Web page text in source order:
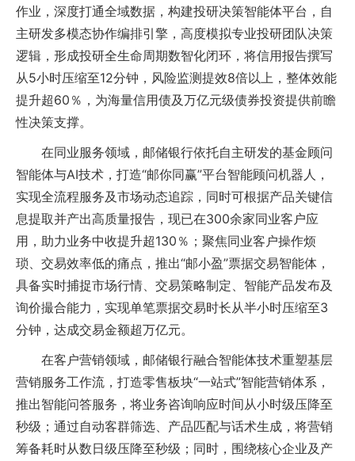
作业，深度打通全域数据，构建投研决策智能体平台，自
主研发多模态协作编排引擎，高度模拟专业投研团队决策
逻辑，形成投研全生命周期数智化闭环，将信用报告撰写
从5小时压缩至12分钟，风险监测提效8倍以上，整体效能
提升超60％，为海量信用债及万亿元级债券投资提供前瞻
性决策支撑。
在同业服务领域，邮储银行依托自主研发的基金顾问
智能体与AI技术，打造“邮你同赢”平台智能顾问机器人，
实现全流程服务及市场动态追踪，同时可根据产品关键信
息提取并产出高质量报告，现已在300余家同业客户应
用，助力业务中收提升超130％；聚焦同业客户操作烦
琐、交易效率低的痛点，推出“邮小盈”票据交易智能体，
具备实时捕捉市场行情、交易策略制定、智能产品发布及
询价撮合能力，实现单笔票据交易时长从半小时压缩至3
分钟，达成交易金额超万亿元。
在客户营销领域，邮储银行融合智能体技术重塑基层
营销服务工作流，打造零售板块“一站式”智能营销体系，
推出智能问答服务，将业务咨询响应时间从小时级压降至
秒级；通过自动客群筛选、产品匹配与话术生成，将营销
筹备耗时从数日级压降至秒级；同时，围绕核心企业及产